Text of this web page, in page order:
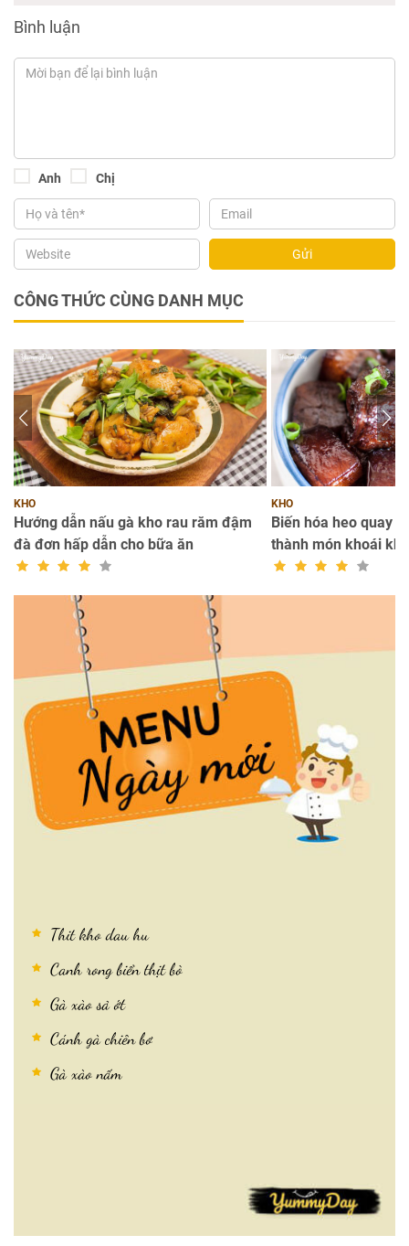
Bình luận
Anh Chị
Gửi
CÔNG THỨC CÙNG DANH MỤC
KHO
Hướng dẫn nấu gà kho rau răm đậm
đà đơn hấp dẫn cho bữa ăn
KHO
Biến hóa heo quay
thành món khoái
Thit kho dau hu
Canh rong biển thịt bò
Gà xào sả ớt
Cánh gà chiên bơ
Gà xào nấm